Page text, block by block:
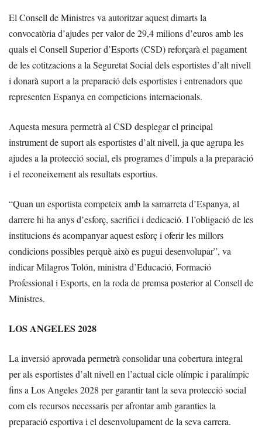
El Consell de Ministres va autoritzar aquest dimarts la
convocatòria d’ajudes per valor de 29,4 milions d’euros amb les
quals el Consell Superior d’Esports (CSD) reforçarà el pagament
de les cotitzacions a la Seguretat Social dels esportistes d’alt nivell
i donarà suport a la preparació dels esportistes i entrenadors que
representen Espanya en competicions internacionals.
Aquesta mesura permetrà al CSD desplegar el principal
instrument de suport als esportistes d’alt nivell, ja que agrupa les
ajudes a la protecció social, els programes d’impuls a la preparació
i el reconeixement als resultats esportius.
“Quan un esportista competeix amb la samarreta d’Espanya, al
darrere hi ha anys d’esforç, sacrifici i dedicació. I l’obligació de les
institucions és acompanyar aquest esforç i oferir les millors
condicions possibles perquè això es pugui desenvolupar”, va
indicar Milagros Tolón, ministra d’Educació, Formació
Professional i Esports, en la roda de premsa posterior al Consell de
Ministres.
LOS ANGELES 2028
La inversió aprovada permetrà consolidar una cobertura integral
per als esportistes d’alt nivell en l’actual cicle olímpic i paralímpic
fins a Los Angeles 2028 per garantir tant la seva protecció social
com els recursos necessaris per afrontar amb garanties la
preparació esportiva i el desenvolupament de la seva carrera.